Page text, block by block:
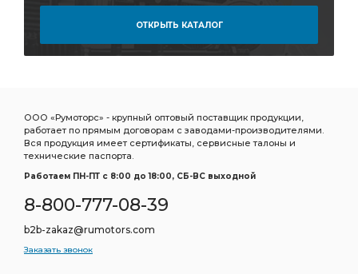
ОТКРЫТЬ КАТАЛОГ
ООО «Румоторс» - крупный оптовый поставщик продукции,
работает по прямым договорам с заводами-производителями.
Вся продукция имеет сертификаты, сервисные талоны и
технические паспорта.
Работаем ПН-ПТ c 8:00 до 18:00, СБ-ВС выходной
8-800-777-08-39
b2b-zakaz@rumotors.com
Заказать звонок